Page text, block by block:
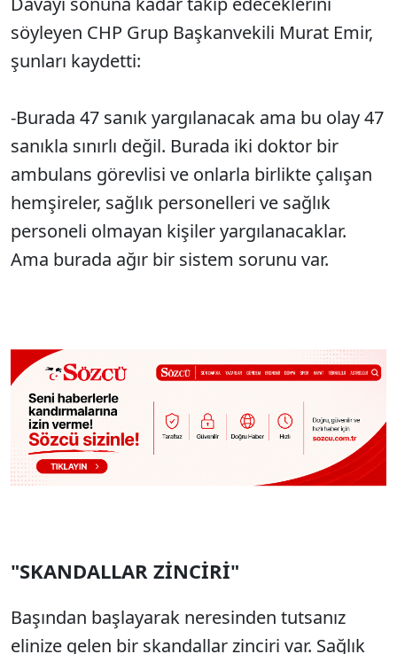
söyleyen CHP Grup Başkanvekili Murat Emir,
şunları kaydetti:
-Burada 47 sanık yargılanacak ama bu olay 47
sanıkla sınırlı değil. Burada iki doktor bir
ambulans görevlisi ve onlarla birlikte çalışan
hemşireler, sağlık personelleri ve sağlık
personeli olmayan kişiler yargılanacaklar.
Ama burada ağır bir sistem sorunu var.
"SKANDALLAR ZİNCİRİ"
Başından başlayarak neresinden tutsanız
elinize gelen bir skandallar zinciri var. Sağlık